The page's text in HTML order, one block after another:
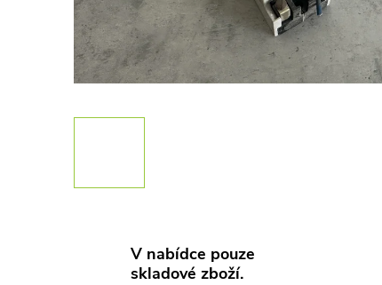
V nabídce pouze
skladové zboží.